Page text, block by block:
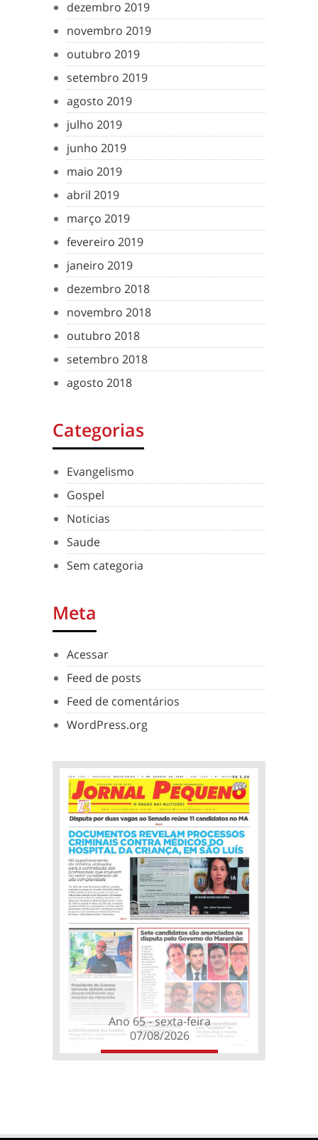
dezembro 2019
novembro 2019
outubro 2019
setembro 2019
agosto 2019
julho 2019
junho 2019
maio 2019
abril 2019
março 2019
fevereiro 2019
janeiro 2019
dezembro 2018
novembro 2018
outubro 2018
setembro 2018
agosto 2018
Categorias
Evangelismo
Gospel
Noticias
Saude
Sem categoria
Meta
Acessar
Feed de posts
Feed de comentários
WordPress.org
Ano 65 - sexta-feira
07/08/2026